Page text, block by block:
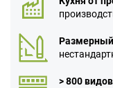
> 800